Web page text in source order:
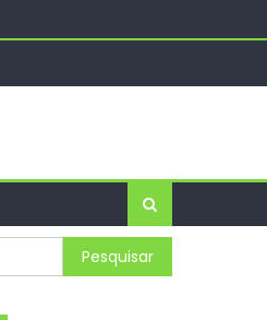
do Rio de Janeiro